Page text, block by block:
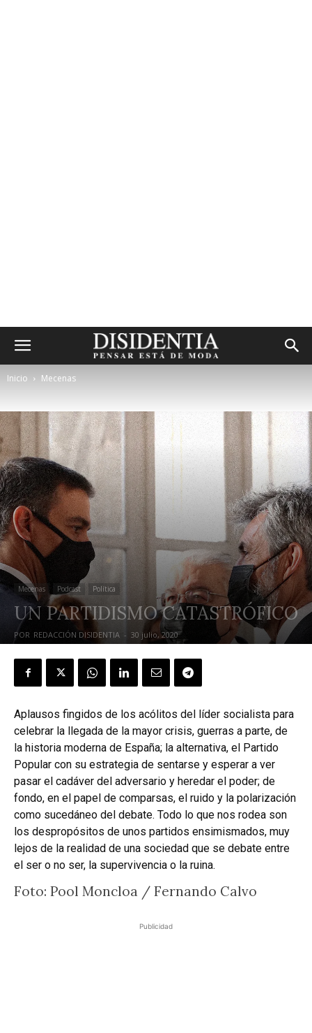
Inicio Mecenas
Mecenas Podcast Política
UN PARTIDISMO CATASTRÓFICO
POR REDACCIÓN DISIDENTIA - 30 julio, 2020
Aplausos fingidos de los acólitos del líder socialista para
celebrar la llegada de la mayor crisis, guerras a parte, de
la historia moderna de España; la alternativa, el Partido
Popular con su estrategia de sentarse y esperar a ver
pasar el cadáver del adversario y heredar el poder; de
fondo, en el papel de comparsas, el ruido y la polarización
como sucedáneo del debate. Todo lo que nos rodea son
los despropósitos de unos partidos ensimismados, muy
lejos de la realidad de una sociedad que se debate entre
el ser o no ser, la supervivencia o la ruina.
Foto: Pool Moncloa / Fernando Calvo
Publicidad